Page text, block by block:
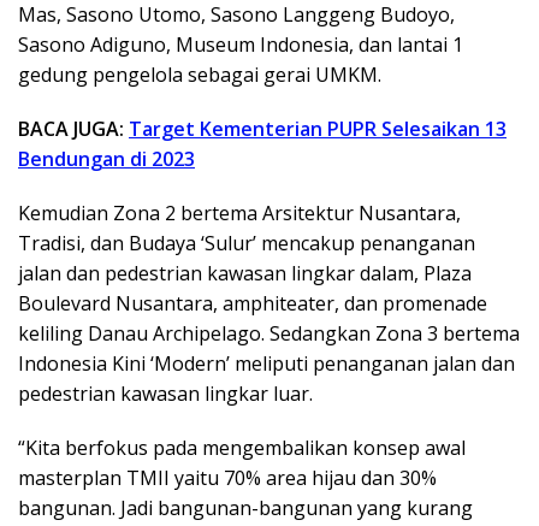
Mas, Sasono Utomo, Sasono Langgeng Budoyo,
Sasono Adiguno, Museum Indonesia, dan lantai 1
gedung pengelola sebagai gerai UMKM.
BACA JUGA: Target Kementerian PUPR Selesaikan 13
Bendungan di 2023
Kemudian Zona 2 bertema Arsitektur Nusantara,
Tradisi, dan Budaya ‘Sulur’ mencakup penanganan
jalan dan pedestrian kawasan lingkar dalam, Plaza
Boulevard Nusantara, amphiteater, dan promenade
keliling Danau Archipelago. Sedangkan Zona 3 bertema
Indonesia Kini ‘Modern’ meliputi penanganan jalan dan
pedestrian kawasan lingkar luar.
“Kita berfokus pada mengembalikan konsep awal
masterplan TMII yaitu 70% area hijau dan 30%
bangunan. Jadi bangunan-bangunan yang kurang